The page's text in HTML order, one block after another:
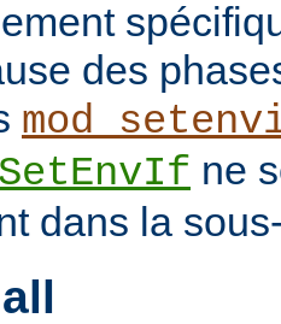
des
SetEnvIf ne
dans la